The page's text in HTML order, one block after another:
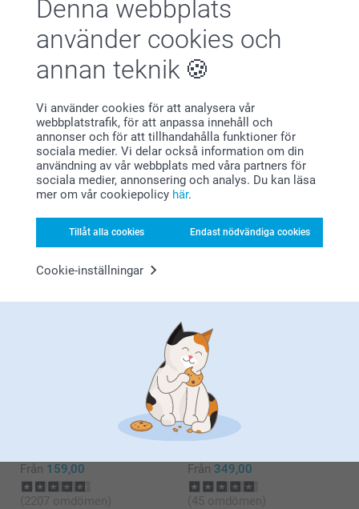
Denna webbplats
använder cookies och
annan teknik
Vi använder cookies för att analysera vår
webbplatstrafik, för att anpassa innehåll och
annonser och för att tillhandahålla funktioner för
sociala medier. Vi delar också information om din
användning av vår webbplats med våra partners för
sociala medier, annonsering och analys. Du kan läsa
mer om vår cookiepolicy här.
Tillåt alla cookies Endast nödvändiga cookies
Cookie-inställningar
🩵-liga hälsningar
Helene@smartphoto
Tack för att du har tagit dig tid att ge oss feedback,
det är vi glada för!
Du får gärna kontakta oss om du inte har mottagit
dina canvastavlor, så hjälper vi dig. Du når oss via
formuläret här: https://www.smartphoto.se/faq
🩵-liga hälsningar,
Helene @smartphoto
MARIA LJUNGGREN,
2026-06-13
Fin och välgjord
Visa reaktioner
2026-06-16
10:39
Hej Maria,
Tusen tack för ditt omdöme av våra canvastavlor. Ett
enkelt och superfint sätt att skapa ett eget konstverk
med favoritbilden. Tack för att du delar med dig!
🩵-liga hälsningar
Hilda Giertz,
2026-05-29
Jag tycker det är bra kvalitet på bilderna och den blev
precis som den skulle
Relaterade produkter
Väggklocka
5 varianter
Från
(35 omdömen)
Från 159,00
(2207 omdömen)
Canvas Deluxe
Från 349,00
(45 omdömen)